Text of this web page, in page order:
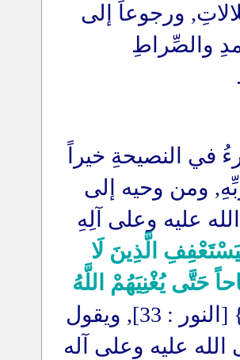
ورجوعاً إلى
والصِّراطِ
.
في النصيحةِ خيراً
ومن وحيه إلى
عليه وعلى آلِهِ
الَّذِينَ لَا
حَتَّى يُغْنِيَهُمْ اللَّهُ
} [النور : 33], ويقول
الله عليه وعلى آله